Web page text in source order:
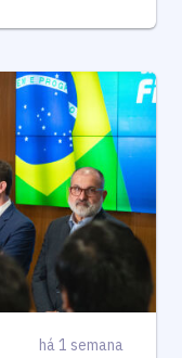
há 1 semana